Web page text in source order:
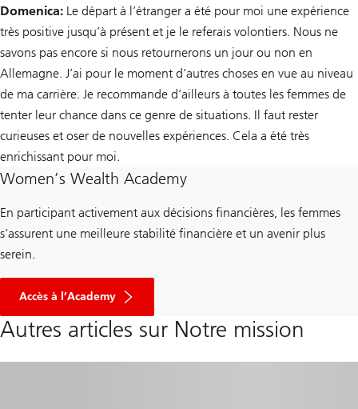
Domenica: Le départ à l’étranger a été pour moi une expérience
très positive jusqu’à présent et je le referais volontiers. Nous ne
savons pas encore si nous retournerons un jour ou non en
Allemagne. J’ai pour le moment d’autres choses en vue au niveau
de ma carrière. Je recommande d’ailleurs à toutes les femmes de
tenter leur chance dans ce genre de situations. Il faut rester
curieuses et oser de nouvelles expériences. Cela a été très
enrichissant pour moi.
Women’s Wealth Academy
En participant activement aux décisions financières, les femmes
s’assurent une meilleure stabilité financière et un avenir plus
serein.
Accès à l’Academy
Autres articles sur Notre mission